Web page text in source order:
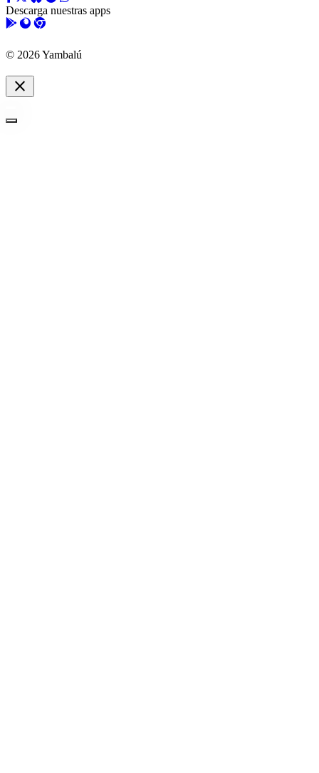
Descarga nuestras apps
© 2026 Yambalú
close